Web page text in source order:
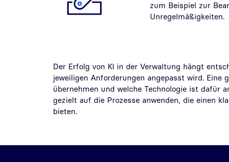
zum Beispiel zur
Unregelmäßigkeiten.
Der Erfolg von KI in der Verwaltung hängt
jeweiligen Anforderungen angepasst wird. Eine
übernehmen und welche Technologie ist dafür
gezielt auf die Prozesse anwenden, die einen
bieten.